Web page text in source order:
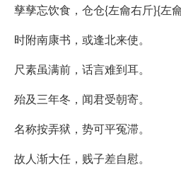
孳孳忘饮食，仓仓{左龠右斤}{左
时附南康书，或逢北来使。
尺素虽满前，话言难到耳。
殆及三年冬，闻君受朝寄。
名称按弄狱，势可平冤滞。
故人渐大任，贱子差自慰。